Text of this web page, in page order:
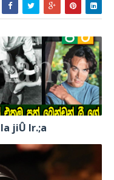
jiÛ lr.;a